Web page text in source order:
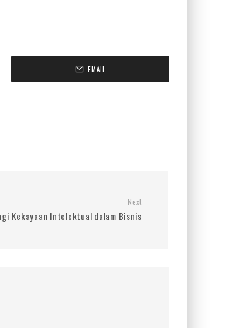
EMAIL
Next
Kekayaan Intelektual dalam Bisnis